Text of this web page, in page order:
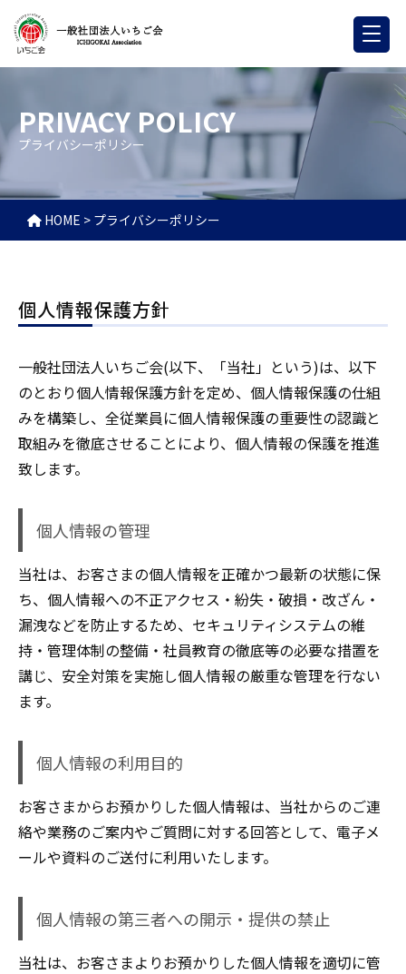
PRIVACY POLICY
プライバシーポリシー
HOME > プライバシーポリシー
個人情報保護方針
一般社団法人いちご会(以下、「当社」という)は、以下
のとおり個人情報保護方針を定め、個人情報保護の仕組
みを構築し、全従業員に個人情報保護の重要性の認識と
取組みを徹底させることにより、個人情報の保護を推進
致します。
個人情報の管理
当社は、お客さまの個人情報を正確かつ最新の状態に保
ち、個人情報への不正アクセス・紛失・破損・改ざん・
漏洩などを防止するため、セキュリティシステムの維
持・管理体制の整備・社員教育の徹底等の必要な措置を
講じ、安全対策を実施し個人情報の厳重な管理を行ない
ます。
個人情報の利用目的
お客さまからお預かりした個人情報は、当社からのご連
絡や業務のご案内やご質問に対する回答として、電子メ
ールや資料のご送付に利用いたします。
個人情報の第三者への開示・提供の禁止
当社は、お客さまよりお預かりした個人情報を適切に管